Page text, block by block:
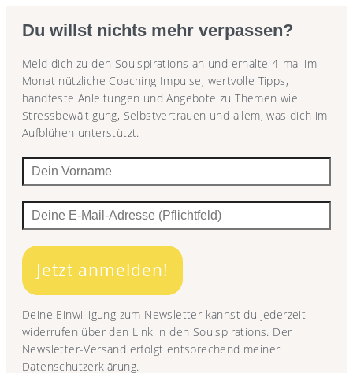
Du willst nichts mehr verpassen?
Meld dich zu den Soulspirations an und erhalte 4-mal im
Monat nützliche Coaching Impulse, wertvolle Tipps,
handfeste Anleitungen und Angebote zu Themen wie
Stressbewältigung, Selbstvertrauen und allem, was dich im
Aufblühen unterstützt.
Jetzt anmelden!
Deine Einwilligung zum Newsletter kannst du jederzeit
widerrufen über den Link in den Soulspirations. Der
Newsletter-Versand erfolgt entsprechend meiner
Datenschutzerklärung.